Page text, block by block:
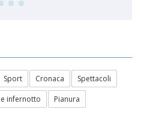
Sport Cronaca
Spettacoli
infernotto
Pianura